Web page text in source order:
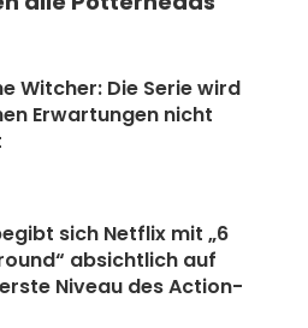
Witcher: Die Serie wird
Erwartungen nicht
sich Netflix mit „6
absichtlich auf
Niveau des Action-